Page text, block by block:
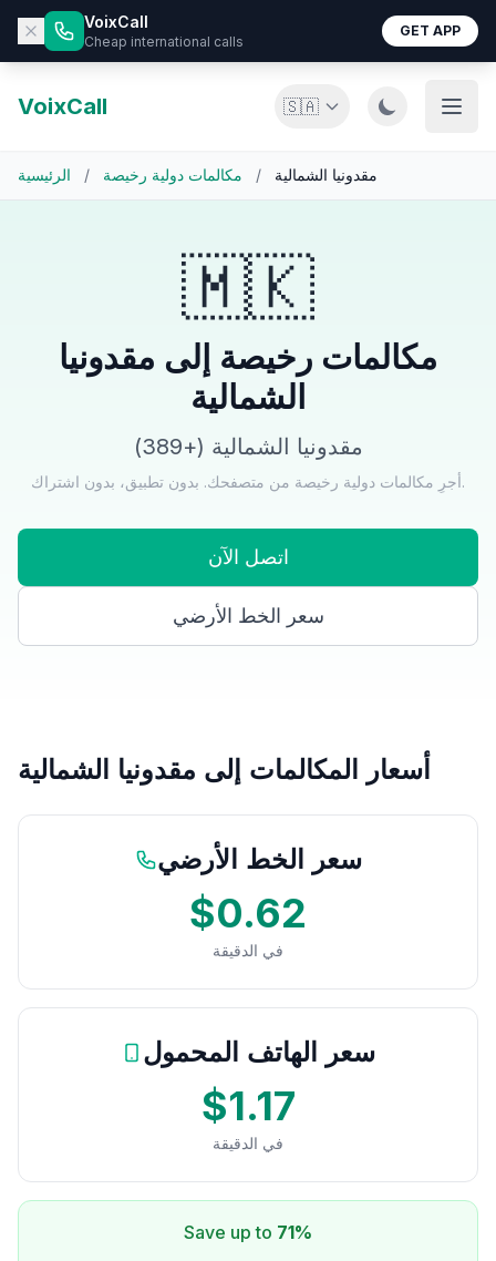
VoixCall
Cheap international calls
GET APP
VoixCall 🇸🇦
الرئيسية / مكالمات دولية رخيصة / مقدونيا الشمالية
🇲🇰
مكالمات رخيصة إلى مقدونيا
الشمالية
مقدونيا الشمالية (+389)
أجرِ مكالمات دولية رخيصة من متصفحك. بدون تطبيق، بدون اشتراك.
اتصل الآن
سعر الخط الأرضي
أسعار المكالمات إلى مقدونيا الشمالية
سعر الخط الأرضي
$0.62
في الدقيقة
سعر الهاتف المحمول
$1.17
في الدقيقة
Save up to 71%